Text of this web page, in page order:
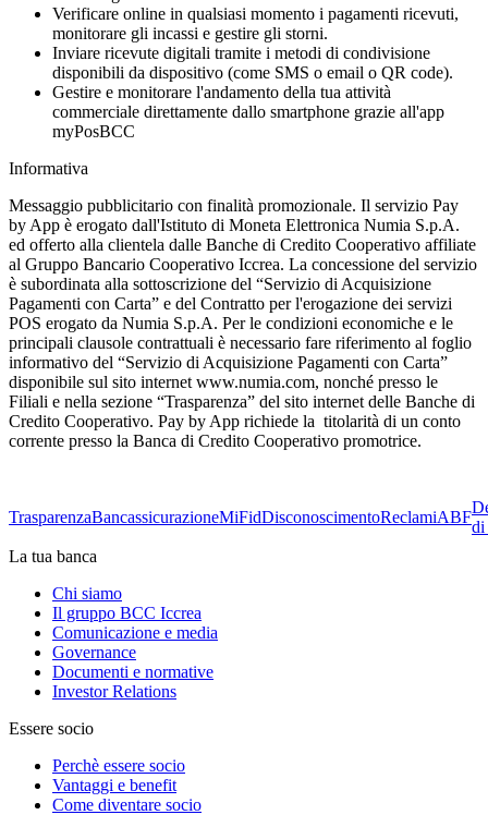
Verificare online in qualsiasi momento i pagamenti ricevuti,
monitorare gli incassi e gestire gli storni.
Inviare ricevute digitali tramite i metodi di condivisione
disponibili da dispositivo (come SMS o email o QR code).
Gestire e monitorare l'andamento della tua attività
commerciale direttamente dallo smartphone grazie all'app
myPosBCC
Informativa
Messaggio pubblicitario con finalità promozionale. Il servizio Pay
by App è erogato dall'Istituto di Moneta Elettronica Numia S.p.A.
ed offerto alla clientela dalle Banche di Credito Cooperativo affiliate
al Gruppo Bancario Cooperativo Iccrea. La concessione del servizio
è subordinata alla sottoscrizione del “Servizio di Acquisizione
Pagamenti con Carta” e del Contratto per l'erogazione dei servizi
POS erogato da Numia S.p.A. Per le condizioni economiche e le
principali clausole contrattuali è necessario fare riferimento al foglio
informativo del “Servizio di Acquisizione Pagamenti con Carta”
disponibile sul sito internet www.numia.com, nonché presso le
Filiali e nella sezione “Trasparenza” del sito internet delle Banche di
Credito Cooperativo. Pay by App richiede la titolarità di un conto
corrente presso la Banca di Credito Cooperativo promotrice.
TrasparenzaBancassicurazioneMiFidDisconoscimentoReclamiABF
di
La tua banca
Chi siamo
Il gruppo BCC Iccrea
Comunicazione e media
Governance
Documenti e normative
Investor Relations
Essere socio
Perchè essere socio
Vantaggi e benefit
Come diventare socio